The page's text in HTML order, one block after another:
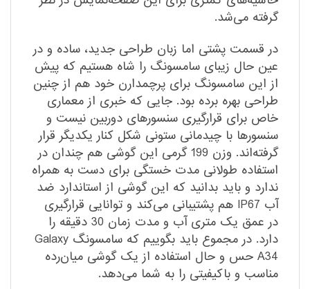
گرفته می‌شد.
در قسمت پشتی اما زبان طراحی جدید، ساده و در
عین حال زیبای سامسونگ را شاه هستیم که پیش
از این سامسونگ برای پرچمدارن خود هم از چنین
طراحی بهره برده بود. جایی که خبری از معماری
خاص برای قرارگیری سنسورهای دوربین نیست و
سنسورها با چیدمانی ستونی شکل کنار یکدیگر قرار
گرفته‌اند. وزن 199 گرمی این گوشی هم چندان در
استفاده طولانی مدت خستگی برای دست به همراه
ندارد و باید بدانید که این گوشی از استاندارد ضد
آب IP67 هم پشتیبانی می‌کند و توانایی قرارگیری
در عمق یک متری آب و مدت زمان 30 دقیقه را
دارد. در مجموع باید بگوییم که سامسونگ Galaxy
A34 حس و حال استفاده از یک گوشی میان‌رده
مناسب و باکیفیتی را به شما می‌دهد.